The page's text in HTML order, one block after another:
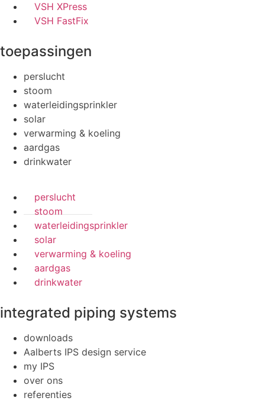
VSH XPress
VSH FastFix
toepassingen
perslucht
stoom
waterleidingsprinkler
solar
verwarming & koeling
aardgas
drinkwater
perslucht
stoom
waterleidingsprinkler
solar
verwarming & koeling
aardgas
drinkwater
integrated piping systems
downloads
Aalberts IPS design service
my IPS
over ons
referenties